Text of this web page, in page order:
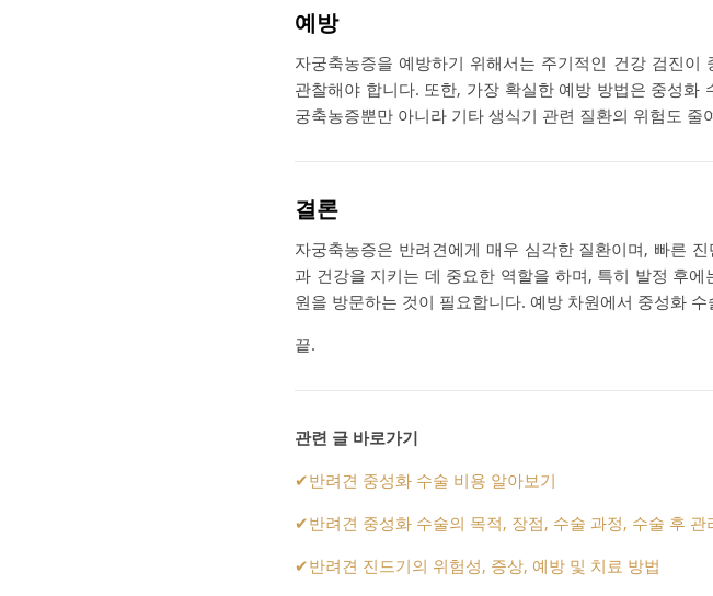
예방
자궁축농증을 예방하기 위해서는 주기적인 건강 검진
관찰해야 합니다. 또한, 가장 확실한 예방 방법은 중성
궁축농증뿐만 아니라 기타 생식기 관련 질환의 위험도 줄
결론
자궁축농증은 반려견에게 매우 심각한 질환이며, 빠른
과 건강을 지키는 데 중요한 역할을 하며, 특히 발정 후
원을 방문하는 것이 필요합니다. 예방 차원에서 중성화
끝.
관련 글 바로가기
✔반려견 중성화 수술 비용 알아보기
✔반려견 중성화 수술의 목적, 장점, 수술 과정, 수술 후 관
✔반려견 진드기의 위험성, 증상, 예방 및 치료 방법